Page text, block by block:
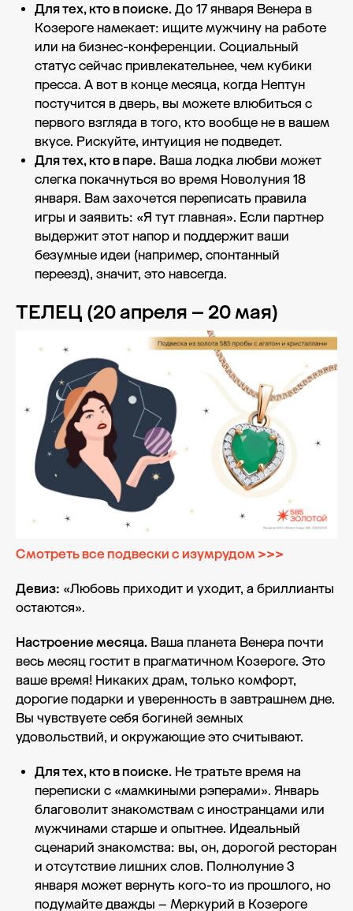
Для тех, кто в поиске. До 17 января Венера в
Козероге намекает: ищите мужчину на работе
или на бизнес-конференции. Социальный
статус сейчас привлекательнее, чем кубики
пресса. А вот в конце месяца, когда Нептун
постучится в дверь, вы можете влюбиться с
первого взгляда в того, кто вообще не в вашем
вкусе. Рискуйте, интуиция не подведет.
Для тех, кто в паре. Ваша лодка любви может
слегка покачнуться во время Новолуния 18
января. Вам захочется переписать правила
игры и заявить: «Я тут главная». Если партнер
выдержит этот напор и поддержит ваши
безумные идеи (например, спонтанный
переезд), значит, это навсегда.
ТЕЛЕЦ (20 апреля – 20 мая)
Смотреть все подвески с изумрудом >>>
Девиз: «Любовь приходит и уходит, а бриллианты
остаются».
Настроение месяца. Ваша планета Венера почти
весь месяц гостит в прагматичном Козероге. Это
ваше время! Никаких драм, только комфорт,
дорогие подарки и уверенность в завтрашнем дне.
Вы чувствуете себя богиней земных
удовольствий, и окружающие это считывают.
Для тех, кто в поиске. Не тратьте время на
переписки с «мамкиными рэперами». Январь
благоволит знакомствам с иностранцами или
мужчинами старше и опытнее. Идеальный
сценарий знакомства: вы, он, дорогой ресторан
и отсутствие лишних слов. Полнолуние 3
января может вернуть кого-то из прошлого, но
подумайте дважды – Меркурий в Козероге